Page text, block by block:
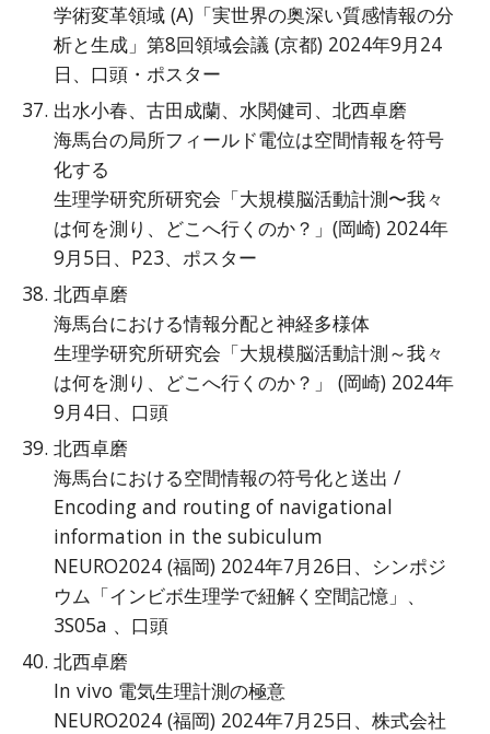
学術変革領域 (A)「実世界の奥深い質感情報の分
析と生成」第8回領域会議 (京都) 2024年9月24
日、口頭・ポスター
出水小春、古田成蘭、水関健司、北西卓磨
海馬台の局所フィールド電位は空間情報を符号
化する
生理学研究所研究会「大規模脳活動計測〜我々
は何を測り、どこへ行くのか？」(岡崎) 2024年
9月5日、P23、ポスター
北西卓磨
海馬台における情報分配と神経多様体
生理学研究所研究会「大規模脳活動計測～我々
は何を測り、どこへ行くのか？」 (岡崎) 2024年
9月4日、口頭
北西卓磨
海馬台における空間情報の符号化と送出 /
Encoding and routing of navigational
information in the subiculum
NEURO2024 (福岡) 2024年7月26日、シンポジ
ウム「インビボ生理学で紐解く空間記憶」、
3S05a 、口頭
北西卓磨
In vivo 電気生理計測の極意
NEURO2024 (福岡) 2024年7月25日、株式会社